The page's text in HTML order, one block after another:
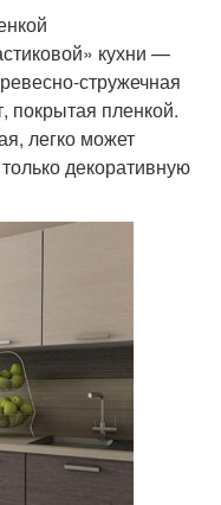
кухни —
стружечная
покрытая пленкой.
легко может
декоративную